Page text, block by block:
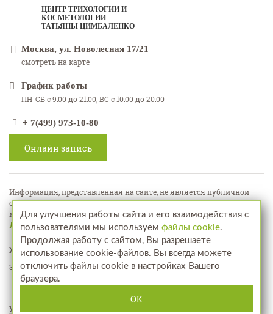
ЦЕНТР ТРИХОЛОГИИ И
КОСМЕТОЛОГИИ
ТАТЬЯНЫ ЦИМБАЛЕНКО
Москва, ул. Новолесная 17/21
смотреть на карте
График работы
ПН-СБ с 9:00 до 21:00, ВС с 10:00 до 20:00
+ 7(499) 973-10-80
Онлайн запись
Информация, представленная на сайте, не является публичной
офертой, а используется в качестве рекламно-информационных
материалов
Лицензия № ЛО-77-01-018071
Жалобы и предложения
Запись на прием
Услуги
Для улучшения работы сайта и его взаимодействия с
пользователями мы используем файлы cookie.
Продолжая работу с сайтом, Вы разрешаете
использование cookie-файлов. Вы всегда можете
отключить файлы cookie в настройках Вашего
браузера.
OK